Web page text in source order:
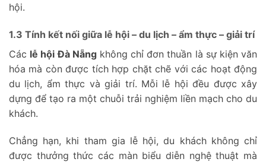
hội.
1.3 Tính kết nối giữa lễ hội – du lịch – ẩm thực – giải trí
Các lễ hội Đà Nẵngkhông chỉ đơn thuần là sự kiện văn
hóa mà còn được tích hợp chặt chẽ với các hoạt động
du lịch, ẩm thực và giải trí. Mỗi lễ hội đều được xây
dựng để tạo ra một chuỗi trải nghiệm liền mạch cho du
khách.
Chẳng hạn, khi tham gia lễ hội, du khách không chỉ
được thưởng thức các màn biểu diễn nghệ thuật mà